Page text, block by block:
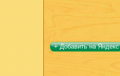
+ Добавить на Яндекс